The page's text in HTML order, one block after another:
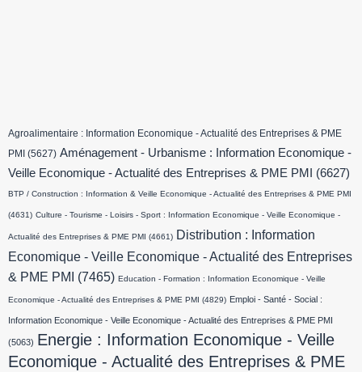
Agroalimentaire : Information Economique - Actualité des Entreprises & PME
PMI (5627) Aménagement - Urbanisme : Information Economique -
Veille Economique - Actualité des Entreprises & PME PMI
(6627)
BTP / Construction : Information & Veille Economique - Actualité des Entreprises & PME PMI
(4631) Culture - Tourisme - Loisirs - Sport : Information Economique - Veille Economique -
Actualité des Entreprises & PME PMI (4661) Distribution : Information
Economique - Veille Economique - Actualité des Entreprises
& PME PMI
(7465) Education - Formation : Information Economique - Veille
Economique - Actualité des Entreprises & PME PMI (4829) Emploi - Santé - Social :
Information Economique - Veille Economique - Actualité des Entreprises & PME PMI
(5063) Energie : Information Economique - Veille
Economique - Actualité des Entreprises & PME